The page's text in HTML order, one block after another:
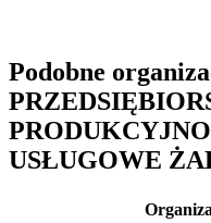
Podobne
USŁUGOWE